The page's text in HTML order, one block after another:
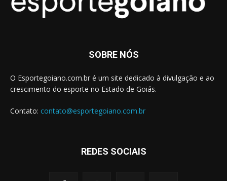
SOBRE NÓS
O Esportegoiano.com.br é um site dedicado à divulgação e ao
crescimento do esporte no Estado de Goiás.
Contato: contato@esportegoiano.com.br
REDES SOCIAIS